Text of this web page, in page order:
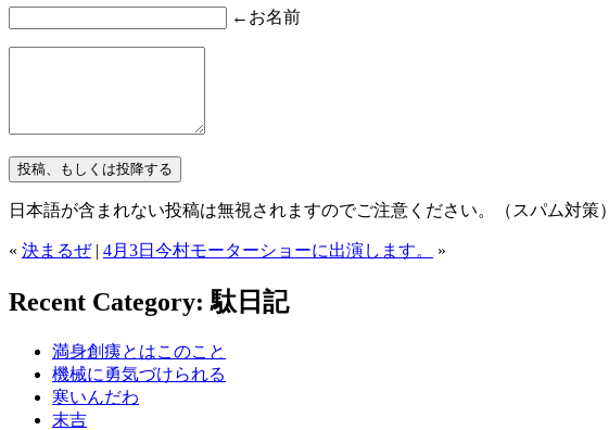
←お名前
日本語が含まれない投稿は無視されますのでご注意ください。（スパム対策）
« 決まるぜ| 4月3日今村モーターショーに出演します。 »
Recent Category: 駄日記
満身創痍とはこのこと
機械に勇気づけられる
寒いんだわ
末吉